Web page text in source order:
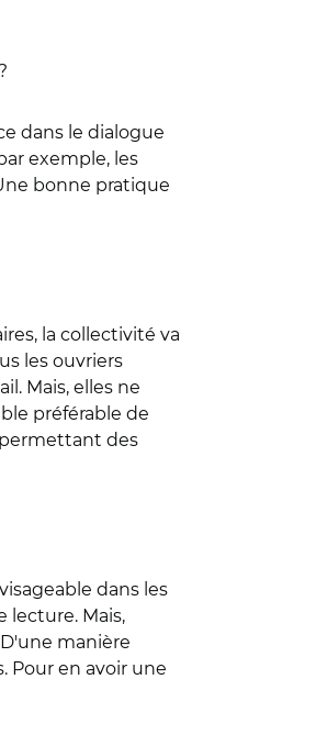
dans le dialogue
exemple, les
bonne pratique
la collectivité va
les ouvriers
Mais, elles ne
préférable de
des
dans les
lecture. Mais,
manière
Pour en avoir une